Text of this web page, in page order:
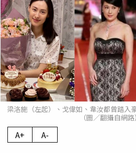
梁洛施（左起）、戈偉如、韋汝都曾踏入
（圖／翻攝自網路）
A+ A-